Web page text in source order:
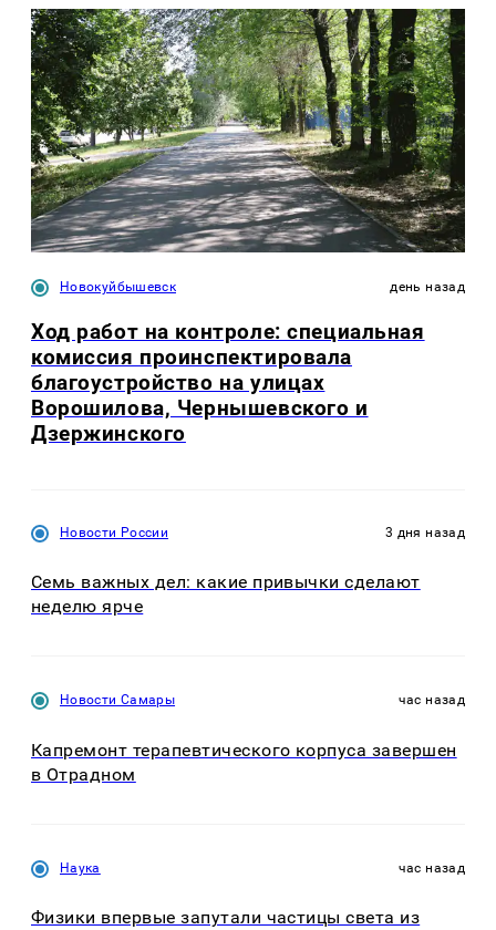
Новокуйбышевск день назад
Ход работ на контроле: специальная
комиссия проинспектировала
благоустройство на улицах
Ворошилова, Чернышевского и
Дзержинского
Новости России 3 дня назад
Семь важных дел: какие привычки сделают
неделю ярче
Новости Самары час назад
Капремонт терапевтического корпуса завершен
в Отрадном
Наука час назад
Физики впервые запутали частицы света из